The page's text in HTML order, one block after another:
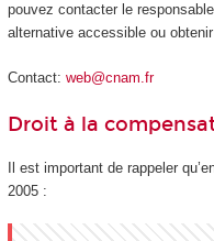
pouvez contacter le
alternative accessible ou
Contact: web@cnam.fr
Droit à la
Il est important de rappeler
2005 :